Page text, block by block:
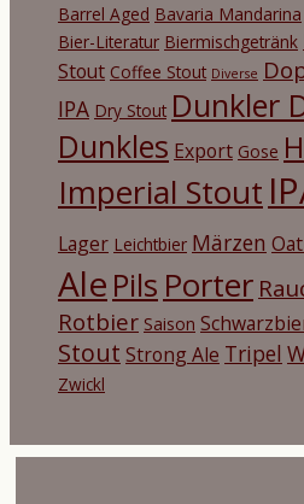
Barrel Aged Bavaria Mandarina
Bier-Literatur Biermischgetränk
Stout Coffee Stout Diverse
IPA Dry Stout Dunkler
Dunkles Export Gose
Imperial Stout
Lager Leichtbier Märzen
Ale Pils Porter
Rotbier Saison
Stout Strong Ale Tripel
Zwickl